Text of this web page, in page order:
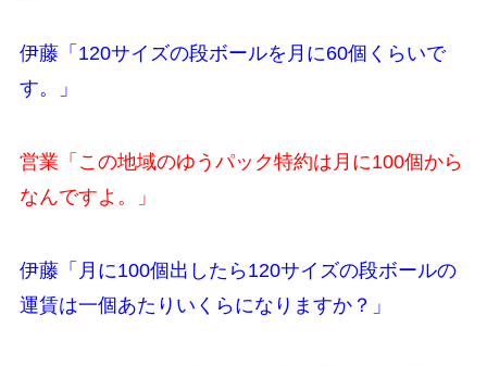
伊藤「120サイズの段ボールを月に60個くらいで
す。」
営業「この地域のゆうパック特約は月に100個から
なんですよ。」
伊藤「月に100個出したら120サイズの段ボールの
運賃は一個あたりいくらになりますか？」